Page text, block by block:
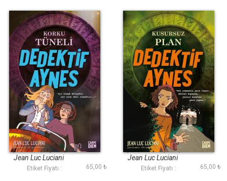
Korku Tüneli
(Dedektif Aynes)
Jean Luc Luciani
Etiket Fiyatı : 65,00 ₺
Kusursuz Plan
(Dedektif Aynes)
Jean Luc Luciani
Etiket Fiyatı : 65,00 ₺